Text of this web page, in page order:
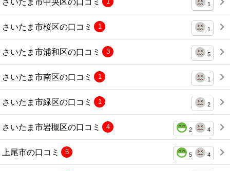
1
さいたま市桜区の口コミ 1
1
さいたま市浦和区の口コミ 5
3
さいたま市南区の口コミ 1
1
さいたま市緑区の口コミ 2
1
さいたま市岩槻区の口コミ 2 4
4
上尾市の口コミ 5 4
5